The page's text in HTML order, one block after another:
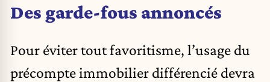
Des garde-fous annoncés
Pour éviter tout favoritisme, l’usage du
précompte immobilier différencié devra